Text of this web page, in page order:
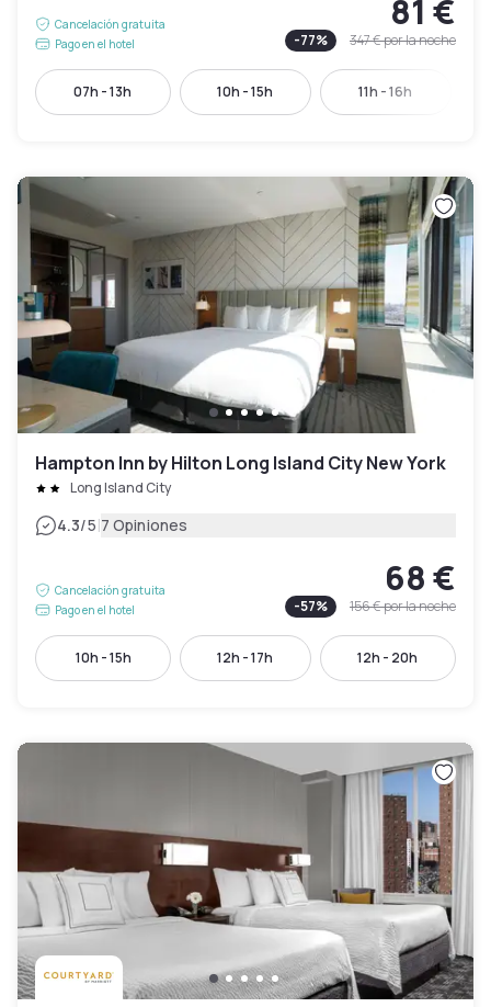
Cancelación gratuita
Pago en el hotel
81 €
-77% 347 €por la noche
07h - 13h 10h - 15h 11h - 16h
Hampton Inn by Hilton Long Island City New York
Long Island City
4.3/5|7 Opiniones
Cancelación gratuita
Pago en el hotel
68 €
-57% 156 €por la noche
10h - 15h 12h - 17h 12h - 20h